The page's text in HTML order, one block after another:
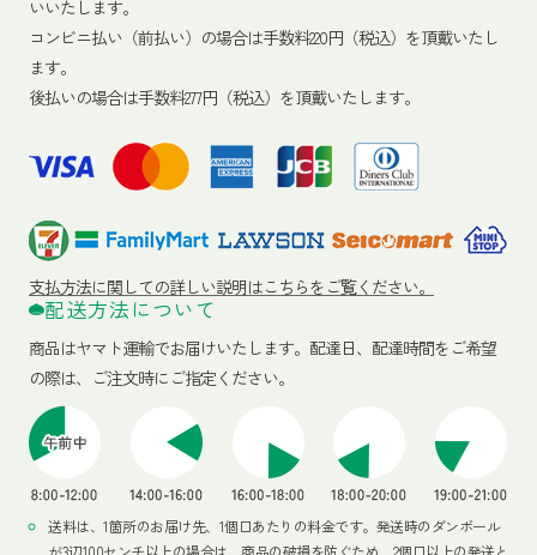
いいたします。
コンビニ払い（前払い）の場合は手数料220円（税込）を頂戴いたし
ます。
後払いの場合は手数料277円（税込）を頂戴いたします。
支払方法に関しての詳しい説明はこちらをご覧ください。
配送方法について
商品はヤマト運輸でお届けいたします。 配達日、配達時間をご希望
の際は、ご注文時にご指定ください。
送料は、1箇所のお届け先、1個口あたりの料金です。発送時のダンボール
が3辺100センチ以上の場合は、商品の破損を防ぐため、2個口以上の発送と